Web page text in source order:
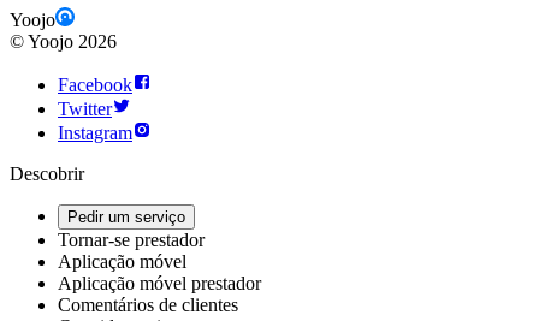
Yoojo
©Yoojo 2026
Facebook
Twitter
Instagram
Descobrir
Pedir um serviço
Tornar-se prestador
Aplicação móvel
Aplicação móvel prestador
Comentários de clientes